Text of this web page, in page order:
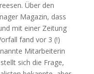
Über den
Magazin, dass
mit einer Zeitung
fand vor 3 (!)
Mitarbeiterin
sich die Frage,